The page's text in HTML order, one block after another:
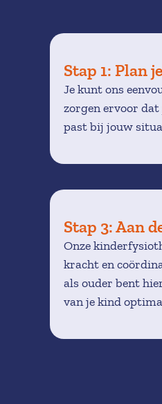
Stap 1: Plan
Je kunt ons
zorgen ervoor
past bij jouw
Stap 3: Aan
Onze
kracht en
als ouder bent
van je kind